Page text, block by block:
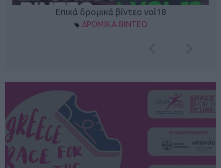
Επικά δρομικά βίντεο vol18
ΔΡΟΜΙΚΑ ΒΙΝΤΕΟ